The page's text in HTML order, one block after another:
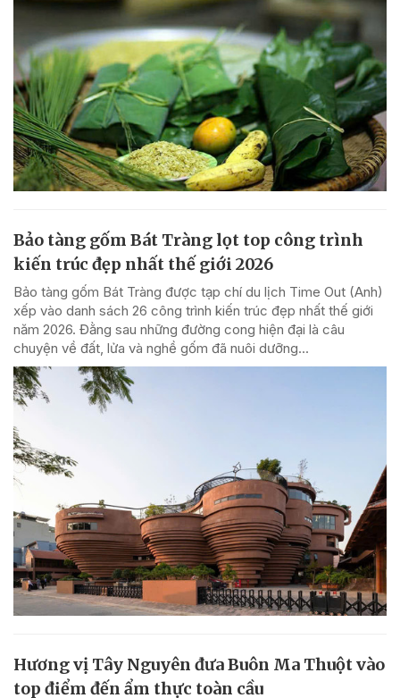
Bảo tàng gốm Bát Tràng lọt top công trình
kiến trúc đẹp nhất thế giới 2026
Bảo tàng gốm Bát Tràng được tạp chí du lịch Time Out (Anh)
xếp vào danh sách 26 công trình kiến trúc đẹp nhất thế giới
năm 2026. Đằng sau những đường cong hiện đại là câu
chuyện về đất, lửa và nghề gốm đã nuôi dưỡng...
Hương vị Tây Nguyên đưa Buôn Ma Thuột vào
top điểm đến ẩm thực toàn cầu